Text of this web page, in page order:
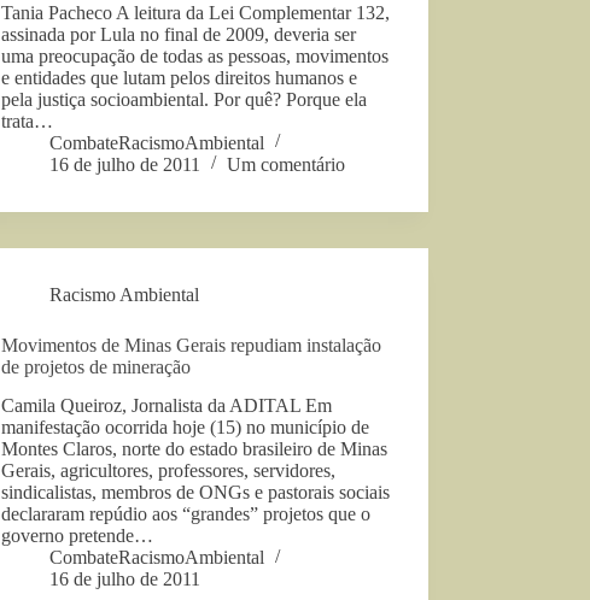
Tania Pacheco A leitura da Lei Complementar 132,
assinada por Lula no final de 2009, deveria ser
uma preocupação de todas as pessoas, movimentos
e entidades que lutam pelos direitos humanos e
pela justiça socioambiental. Por quê? Porque ela
trata…
CombateRacismoAmbiental
16 de julho de 2011
Um comentário
Racismo Ambiental
Movimentos de Minas Gerais repudiam instalação
de projetos de mineração
Camila Queiroz, Jornalista da ADITAL Em
manifestação ocorrida hoje (15) no município de
Montes Claros, norte do estado brasileiro de Minas
Gerais, agricultores, professores, servidores,
sindicalistas, membros de ONGs e pastorais sociais
declararam repúdio aos “grandes” projetos que o
governo pretende…
CombateRacismoAmbiental
16 de julho de 2011